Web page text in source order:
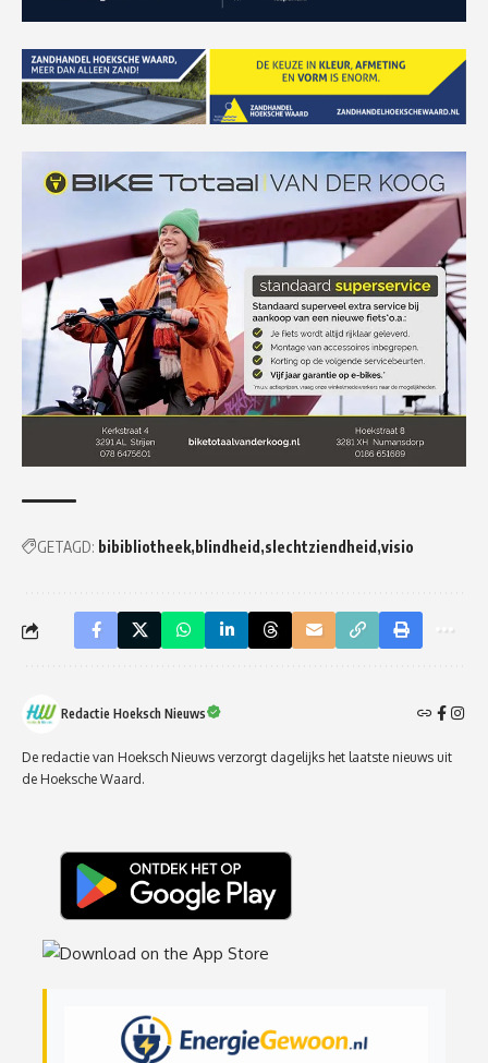
GETAGD: bibibliotheek blindheid slechtziendheid visio
Redactie Hoeksch Nieuws
De redactie van Hoeksch Nieuws verzorgt dagelijks het laatste nieuws uit
de Hoeksche Waard.